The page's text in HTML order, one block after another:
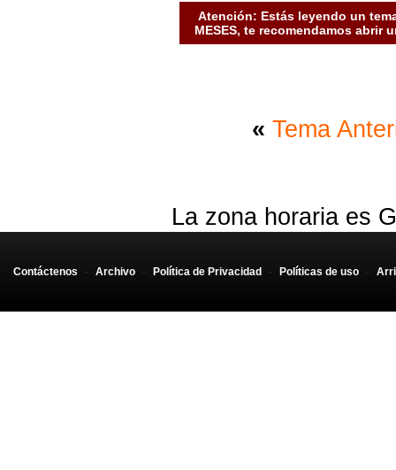
Atención: Estás leyendo un
MESES, te recomendamos abrir
« Tema
La zona horaria es
Contáctenos - Archivo - Política de Privacidad - Políticas de uso -